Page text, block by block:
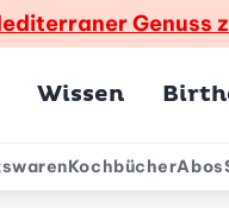
Genuss
Wissen
KochbücherAbos